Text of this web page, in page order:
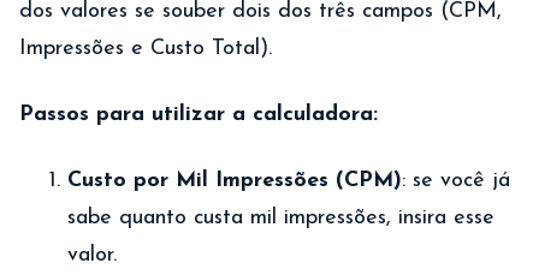
dos valores se souber dois dos três campos (CPM,
Impressões e Custo Total).
Passos para utilizar a calculadora:
Custo por Mil Impressões (CPM): se você já
sabe quanto custa mil impressões, insira esse
valor.